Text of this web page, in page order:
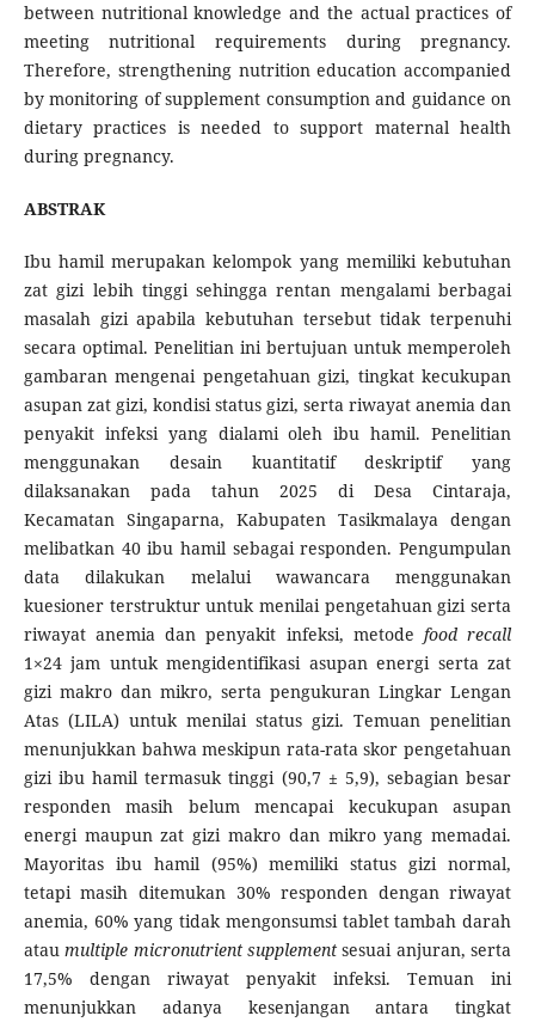
between nutritional knowledge and the actual practices of
meeting nutritional requirements during pregnancy.
Therefore, strengthening nutrition education accompanied
by monitoring of supplement consumption and guidance on
dietary practices is needed to support maternal health
during pregnancy.
ABSTRAK
Ibu hamil merupakan kelompok yang memiliki kebutuhan
zat gizi lebih tinggi sehingga rentan mengalami berbagai
masalah gizi apabila kebutuhan tersebut tidak terpenuhi
secara optimal. Penelitian ini bertujuan untuk memperoleh
gambaran mengenai pengetahuan gizi, tingkat kecukupan
asupan zat gizi, kondisi status gizi, serta riwayat anemia dan
penyakit infeksi yang dialami oleh ibu hamil. Penelitian
menggunakan desain kuantitatif deskriptif yang
dilaksanakan pada tahun 2025 di Desa Cintaraja,
Kecamatan Singaparna, Kabupaten Tasikmalaya dengan
melibatkan 40 ibu hamil sebagai responden. Pengumpulan
data dilakukan melalui wawancara menggunakan
kuesioner terstruktur untuk menilai pengetahuan gizi serta
riwayat anemia dan penyakit infeksi, metode food recall
1×24 jam untuk mengidentifikasi asupan energi serta zat
gizi makro dan mikro, serta pengukuran Lingkar Lengan
Atas (LILA) untuk menilai status gizi. Temuan penelitian
menunjukkan bahwa meskipun rata-rata skor pengetahuan
gizi ibu hamil termasuk tinggi (90,7 ± 5,9), sebagian besar
responden masih belum mencapai kecukupan asupan
energi maupun zat gizi makro dan mikro yang memadai.
Mayoritas ibu hamil (95%) memiliki status gizi normal,
tetapi masih ditemukan 30% responden dengan riwayat
anemia, 60% yang tidak mengonsumsi tablet tambah darah
ataumultiple micronutrient supplement sesuai anjuran, serta
17,5% dengan riwayat penyakit infeksi. Temuan ini
menunjukkan adanya kesenjangan antara tingkat